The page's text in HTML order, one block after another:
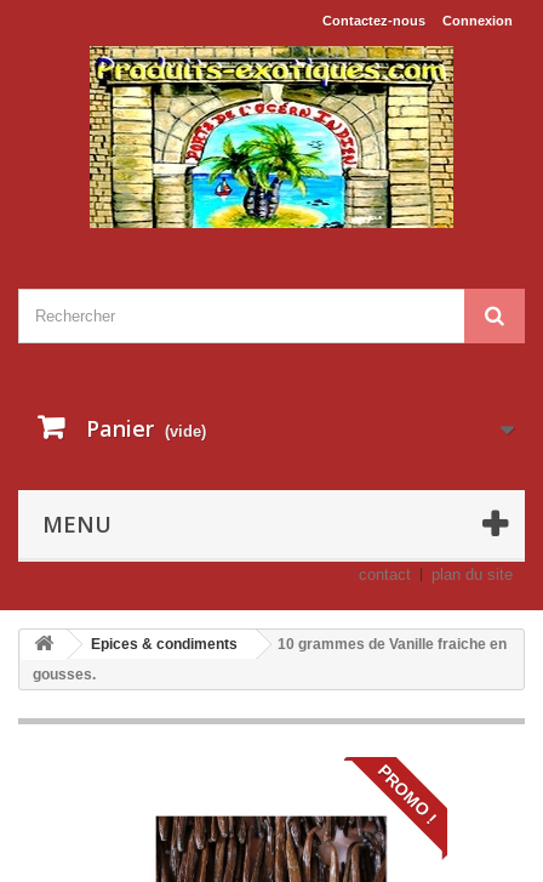
Connexion
Contactez-nous
Panier (vide)
MENU
contact plan du site
Epices & condiments
10 grammes de Vanille fraiche en
gousses.
PROMO !